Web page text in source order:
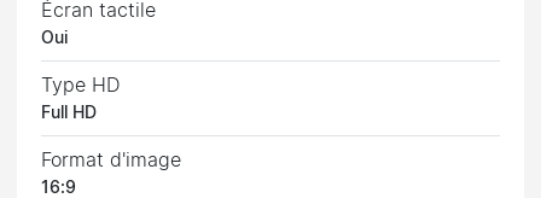
Écran tactile
Oui
Type HD
Full HD
Format d'image
16:9